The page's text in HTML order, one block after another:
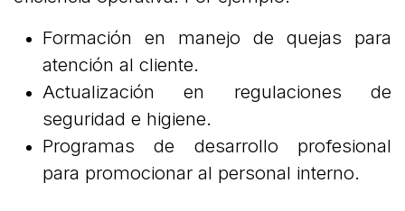
Formación en manejo de quejas para
atención al cliente.
Actualización en regulaciones de
seguridad e higiene.
Programas de desarrollo profesional
para promocionar al personal interno.